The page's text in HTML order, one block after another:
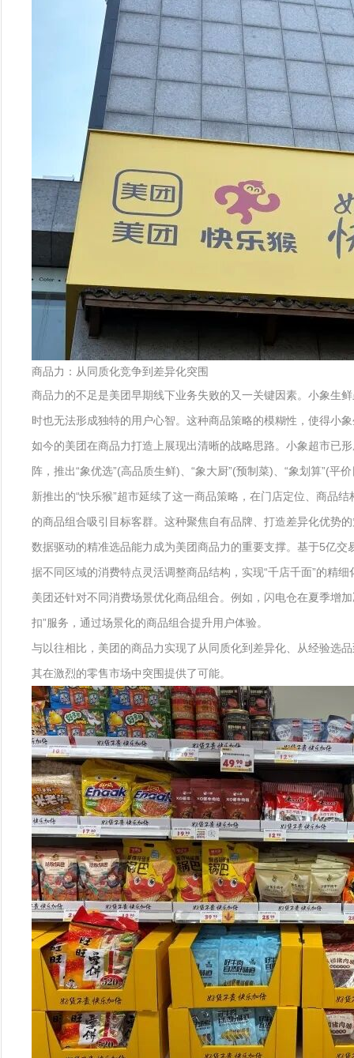
商品力：从同质化竞争到差异化突围
商品力的不足是美团早期线下业务失败的又一关键因素。小象生
时也无法形成独特的用户心智。这种商品策略的模糊性，使得小
如今的美团在商品力打造上展现出清晰的战略思路。小象超市已
阵，推出“象优选”(高品质生鲜)、“象大厨”(预制菜)、“象划算”(
新推出的“快乐猴”超市延续了这一商品策略，在门店定位、商品
的商品组合吸引目标客群。这种聚焦自有品牌、打造差异化优势
数据驱动的精准选品能力成为美团商品力的重要支撑。基于5亿
据不同区域的消费特点灵活调整商品结构，实现“千店千面”的精细
美团还针对不同消费场景优化商品组合。例如，闪电仓在夏季增
扣”服务，通过场景化的商品组合提升用户体验。
与以往相比，美团的商品力实现了从同质化到差异化、从经验选
其在激烈的零售市场中突围提供了可能。